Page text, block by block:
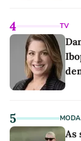
4 TV
5 MODA
As